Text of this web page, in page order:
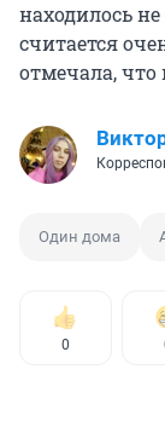
находилось не
считается
отмечала, что
Один дома
0